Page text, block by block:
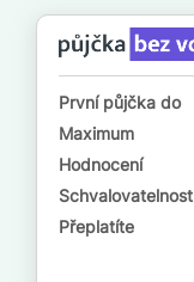
ano
ne
V exekuci
ano
ne
První půjčka do
Maximum
Hodnocení
Schvalovatelnost
Přeplatíte